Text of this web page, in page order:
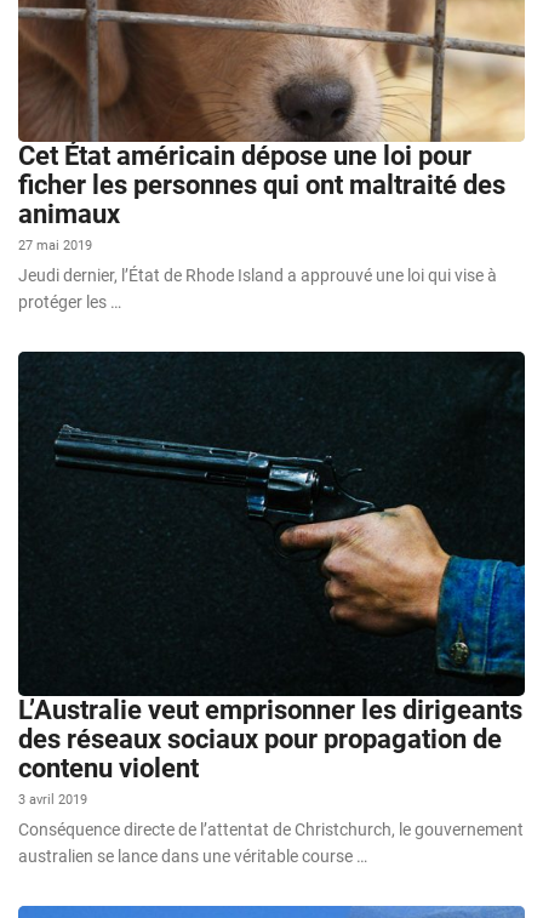
Cet État américain dépose une loi pour
ficher les personnes qui ont maltraité des
animaux
27 mai 2019
Jeudi dernier, l’État de Rhode Island a approuvé une loi qui vise à
protéger les …
L’Australie veut emprisonner les dirigeants
des réseaux sociaux pour propagation de
contenu violent
3 avril 2019
Conséquence directe de l’attentat de Christchurch, le gouvernement
australien se lance dans une véritable course …